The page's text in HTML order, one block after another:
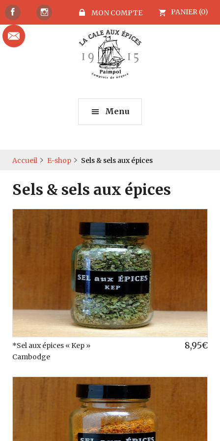
MON COMPTE PANIER (0)
Menu
Accueil E-shop Sels & sels aux épices
Sels & sels aux épices
*Sel aux épices « Kep »
Cambodge
8,95€